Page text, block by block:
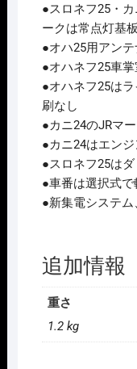
ｾ
ｯ
ﾄ
B
(6
両)
再
生
産
2026
年
予
定
個
●スロネフ25・
ークは常点灯基
●オハ25用アン
●オハネフ25車
●オハネフ25は
刷なし
●カニ24のJRマ
●カニ24はエン
●スロネフ25は
●車番は選択式
●新集電システ
追加情報
重さ
1.2 kg